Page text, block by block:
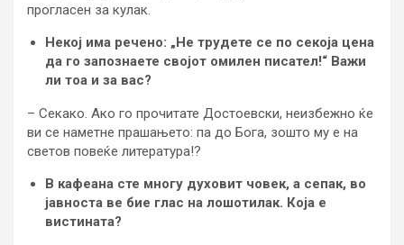
прогласен за кулак.
Некој има речено: „Не трудете се по секоја цена
да го запознаете својот омилен писател!“ Важи
ли тоа и за вас?
– Секако. Ако го прочитате Достоевски, неизбежно ќе
ви се наметне прашањето: па до Бога, зошто му е на
светов повеќе литература!?
В кафеана сте многу духовит човек, а сепак, во
јавноста ве бие глас на лошотилак. Која е
вистината?